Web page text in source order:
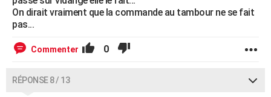
On dirait vraiment que la commande au tambour ne se fait
pas...
Commenter 0
RÉPONSE 8 / 13